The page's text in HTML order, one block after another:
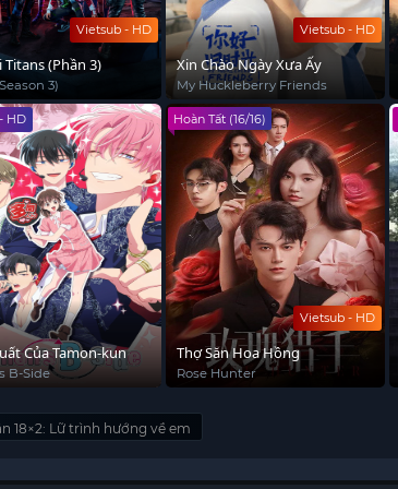
Vietsub - HD
Titans (Phần 3)
3)
Vietsub - HD
Xin Chào Ngày Xưa Ấy
My Huckleberry Friends
HD
Của Tamon-kun
B-Side
Vietsub - HD
Hoàn Tất (16/16)
Thợ Săn Hoa Hồng
Rose Hunter
18×2: Lữ trình hướng về em